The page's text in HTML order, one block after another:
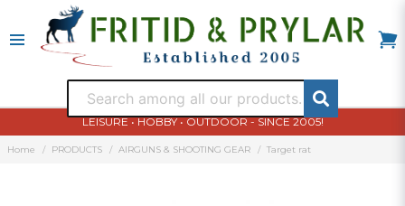
LEISURE • HOBBY • OUTDOOR - SINCE 2005!
Home PRODUCTS AIRGUNS & SHOOTING GEAR Target rat